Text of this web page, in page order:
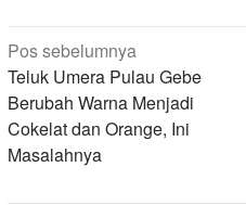
Navigasi
pos
Pos sebelumnya
Teluk Umera Pulau Gebe
Berubah Warna Menjadi
Cokelat dan Orange, Ini
Masalahnya